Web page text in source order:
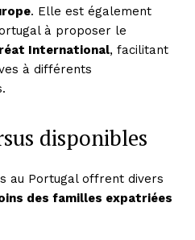
. Elle est également
à proposer le
International, facilitant
à différents
disponibles
au Portugal offrent divers
des familles expatriées